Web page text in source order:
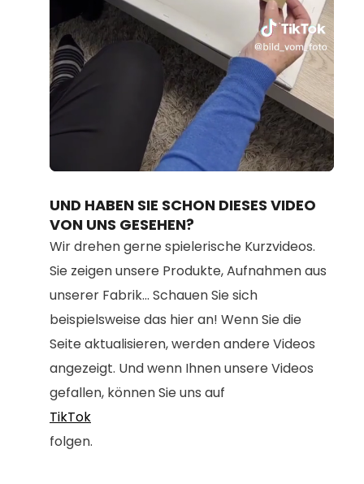
Loaded:
70.19%
UND HABEN SIE SCHON DIESES VIDEO
VON UNS GESEHEN?
Wir drehen gerne spielerische Kurzvideos.
Sie zeigen unsere Produkte, Aufnahmen aus
unserer Fabrik... Schauen Sie sich
beispielsweise das hier an! Wenn Sie die
Seite aktualisieren, werden andere Videos
angezeigt. Und wenn Ihnen unsere Videos
gefallen, können Sie uns auf
TikTok
folgen.